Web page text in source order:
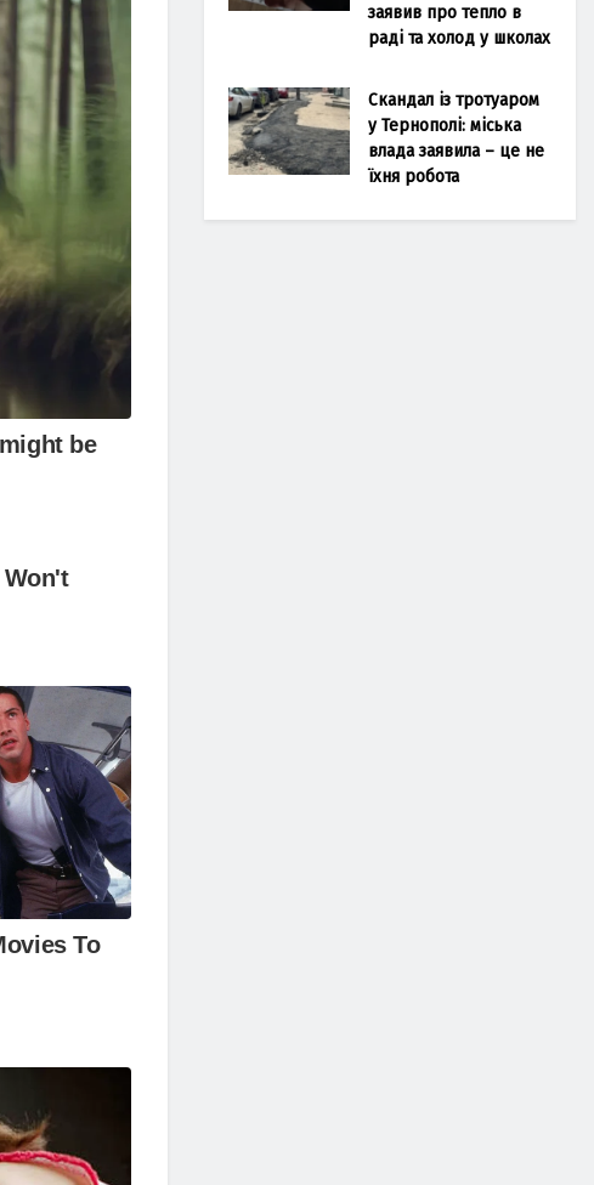
заявив про тепло в
раді та холод у школах
Скандал із тротуаром
у Тернополі: міська
влада заявила – це не
їхня робота